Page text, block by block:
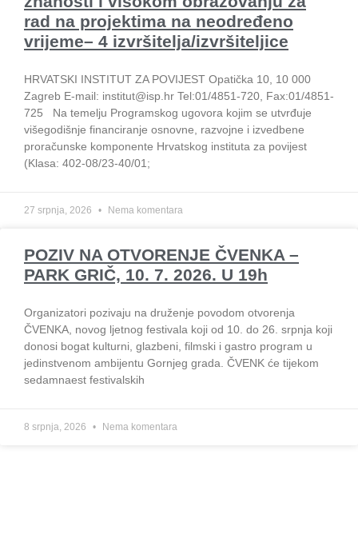
Školska knjiga
Golden marketing
Alfa
Despot Infinitus
Hrvatska liječnička komora
KONTAKT
rad na projektima na neodređeno
vrijeme– 4 izvršitelja/izvršiteljice
HRVATSKI INSTITUT ZA POVIJEST Opatička 10, 10 000
Zagreb E-mail: institut@isp.hr Tel:01/4851-720, Fax:01/4851-
725 Na temelju Programskog ugovora kojim se utvrđuje
višegodišnje financiranje osnovne, razvojne i izvedbene
proračunske komponente Hrvatskog instituta za povijest
(Klasa: 402-08/23-40/01;
27 srpnja, 2026 Nema komentara
POZIV NA OTVORENJE ČVENKA –
PARK GRIČ, 10. 7. 2026. U 19h
Organizatori pozivaju na druženje povodom otvorenja
ČVENKA, novog ljetnog festivala koji od 10. do 26. srpnja koji
donosi bogat kulturni, glazbeni, filmski i gastro program u
jedinstvenom ambijentu Gornjeg grada. ČVENK će tijekom
sedamnaest festivalskih
8 srpnja, 2026 Nema komentara